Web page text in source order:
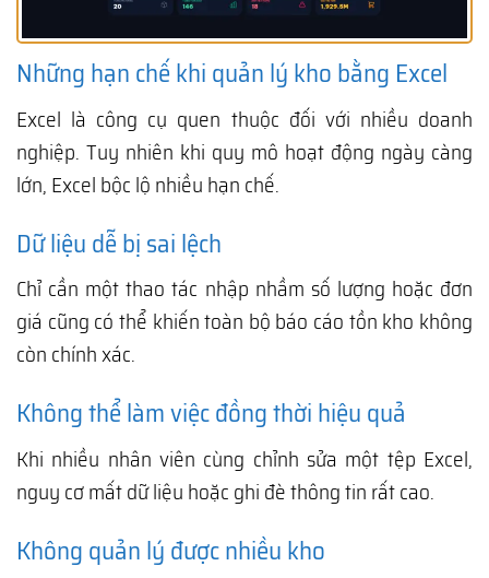
Những hạn chế khi quản lý kho bằng Excel
Excel là công cụ quen thuộc đối với nhiều doanh
nghiệp. Tuy nhiên khi quy mô hoạt động ngày càng
lớn, Excel bộc lộ nhiều hạn chế.
Dữ liệu dễ bị sai lệch
Chỉ cần một thao tác nhập nhầm số lượng hoặc đơn
giá cũng có thể khiến toàn bộ báo cáo tồn kho không
còn chính xác.
Không thể làm việc đồng thời hiệu quả
Khi nhiều nhân viên cùng chỉnh sửa một tệp Excel,
nguy cơ mất dữ liệu hoặc ghi đè thông tin rất cao.
Không quản lý được nhiều kho